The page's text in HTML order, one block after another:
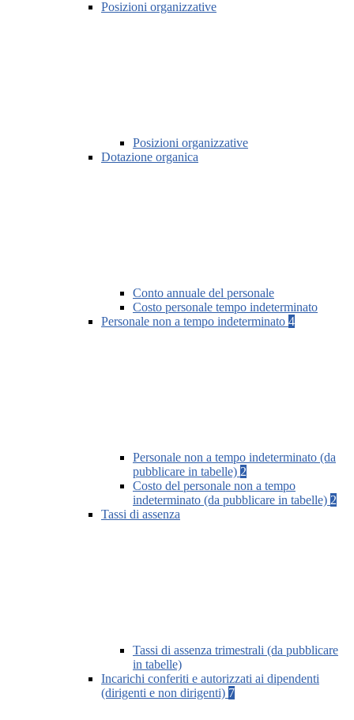
Posizioni organizzative
Posizioni organizzative
Dotazione organica
Conto annuale del personale
Costo personale tempo indeterminato
Personale non a tempo indeterminato 4
Personale non a tempo indeterminato (da
pubblicare in tabelle) 2
Costo del personale non a tempo
indeterminato (da pubblicare in tabelle) 2
Tassi di assenza
Tassi di assenza trimestrali (da pubblicare
in tabelle)
Incarichi conferiti e autorizzati ai dipendenti
(dirigenti e non dirigenti) 7